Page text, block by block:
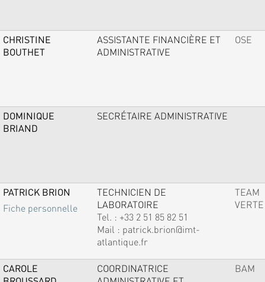
CHRISTINE
BOUTHET
ASSISTANTE FINANCIÈRE ET
ADMINISTRATIVE
OSE
DOMINIQUE
BRIAND
SECRÉTAIRE ADMINISTRATIVE
PATRICK BRION
Fiche personnelle
TECHNICIEN DE
LABORATOIRE
Tel. : +33 2 51 85 82 51
Mail : patrick.brion@imt-
atlantique.fr
TEAM
VERTE
CAROLE
COORDINATRICE
BAM